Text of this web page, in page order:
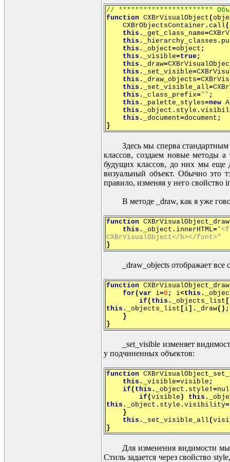
// ***********************
function СХBrVisualObject (
CXBrObjectsContainer . call (
this . _get_class_name=СХ
this . _hierarchy_classes .
this . _object=object ;
this . _visible=true;
this . _draw=СХ
this . _set_visible=СХ
this . _draw_objects=СХ
this . _set_visible_all=СХ
this . _class_prefix="" ;
this . _palette_styles=new
this . _object . style .
this . _document=document ;
}
Здесь мы сперва
классов, создаем новые методы
будущих классов, до них мы еще
визуальный объект. Обычно это
правило, изменяя у него
В методе _draw, как я уже
function СХBrVisualObject_draw
this . _object . innerHTML=
СХBrVisualObject</b></font>"
}
_draw_objects отображает
function СХ
for ( var i=0 ; i<this .
if ( this . _objects_list [
this . _objects_list [ i]. _draw();
}
}
_set_visible изменяет
у подчиненных объектов:
function СХ
this . _visible=visible ;
if ( this . _object . style !=
if ( visible ) this .
this . _object . style . visibility=
}
this . _set_visible_all (
}
Для изменения видимости мы
Стиль задается через свойство